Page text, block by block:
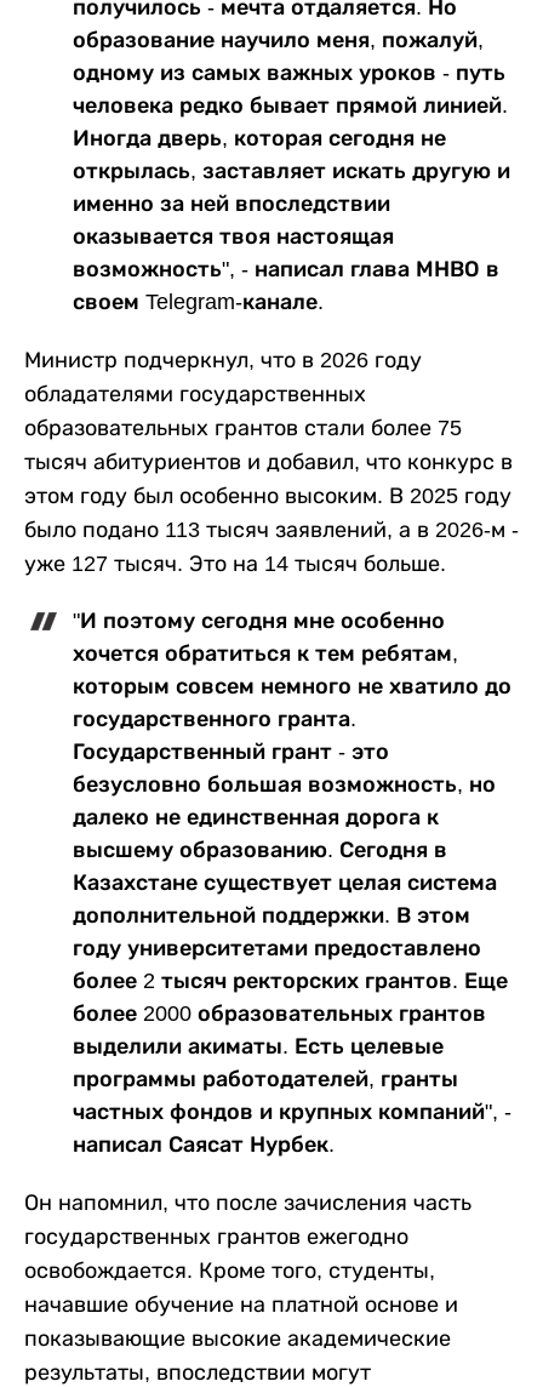
получилось - мечта отдаляется. Но
образование научило меня, пожалуй,
одному из самых важных уроков - путь
человека редко бывает прямой линией.
Иногда дверь, которая сегодня не
открылась, заставляет искать другую и
именно за ней впоследствии
оказывается твоя настоящая
возможность", - написал глава МНВО в
своем Telegram-канале.
Министр подчеркнул, что в 2026 году
обладателями государственных
образовательных грантов стали более 75
тысяч абитуриентов и добавил, что конкурс в
этом году был особенно высоким. В 2025 году
было подано 113 тысяч заявлений, а в 2026-м -
уже 127 тысяч. Это на 14 тысяч больше.
"И поэтому сегодня мне особенно
хочется обратиться к тем ребятам,
которым совсем немного не хватило до
государственного гранта.
Государственный грант - это
безусловно большая возможность, но
далеко не единственная дорога к
высшему образованию. Сегодня в
Казахстане существует целая система
дополнительной поддержки. В этом
году университетами предоставлено
более 2 тысяч ректорских грантов. Еще
более 2000 образовательных грантов
выделили акиматы. Есть целевые
программы работодателей, гранты
частных фондов и крупных компаний", -
написал Саясат Нурбек.
Он напомнил, что после зачисления часть
государственных грантов ежегодно
освобождается. Кроме того, студенты,
начавшие обучение на платной основе и
показывающие высокие академические
результаты, впоследствии могут